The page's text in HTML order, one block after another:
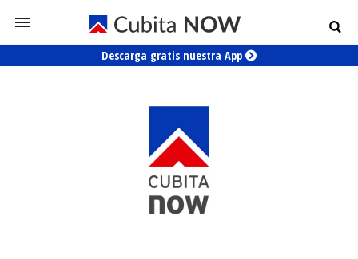
Descarga gratis nuestra App